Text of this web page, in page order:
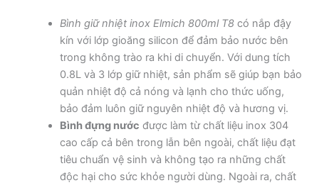
Bình giữ nhiệt inox Elmich 800ml T8có nắp đậy
kín với lớp gioăng silicon để đảm bảo nước bên
trong không trào ra khi di chuyển. Với dung tích
0.8L và 3 lớp giữ nhiệt, sản phẩm sẽ giúp bạn bảo
quản nhiệt độ cả nóng và lạnh cho thức uống,
bảo đảm luôn giữ nguyên nhiệt độ và hương vị.
Bình đựng nước được làm từ chất liệu inox 304
cao cấp cả bên trong lẫn bên ngoài, chất liệu đạt
tiêu chuẩn vệ sinh và không tạo ra những chất
độc hại cho sức khỏe người dùng. Ngoài ra, chất